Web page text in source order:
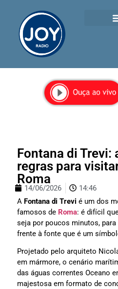
Fontana di Trevi:
regras para
Roma
14/06/2026
14:46
A Fontana di Trevi é um dos
famosos de Roma: é difícil
seja por poucos minutos,
frente à fonte que é um
Projetado pelo arquiteto
em mármore, o cenário
das águas correntes Oceano
majestosa em formato de